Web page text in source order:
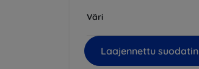
Väri
Laajennettu suodatin